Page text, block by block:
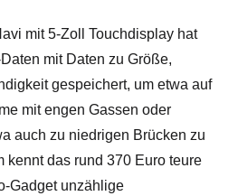
mit 5-Zoll Touchdisplay hat
mit Daten zu Größe,
gespeichert, um etwa auf
mit engen Gassen oder
auch zu niedrigen Brücken zu
kennt das rund 370 Euro teure
Gadget unzählige